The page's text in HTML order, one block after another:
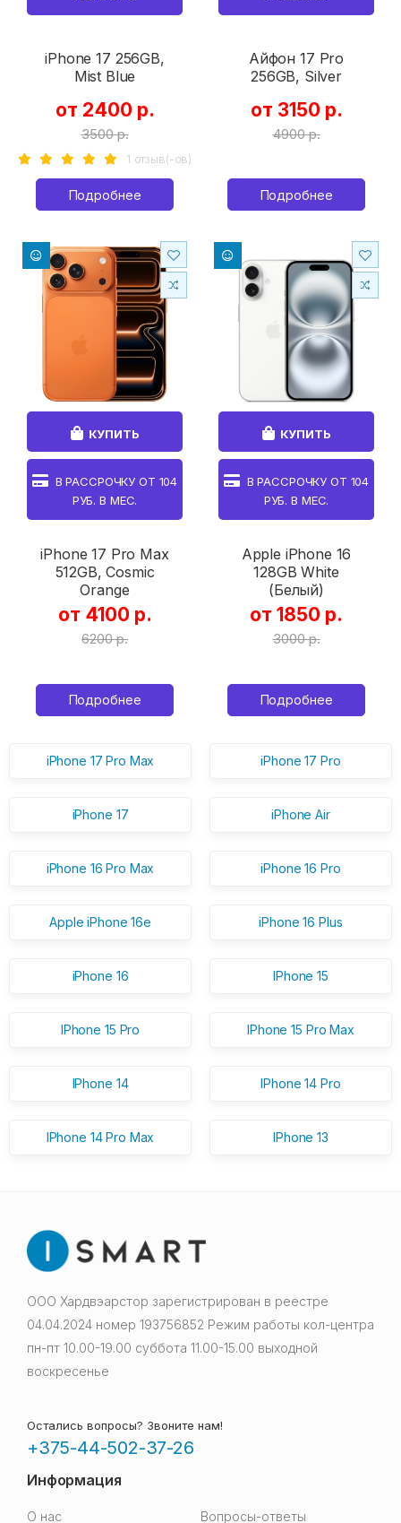
iPhone 17 256GB,
Mist Blue
от 2400 р.
3500 р.
1 отзыв(-ов)
Подробнее
Айфон 17 Pro
256GB, Silver
от 3150 р.
4900 р.
Подробнее
КУПИТЬ
В РАССРОЧКУ ОТ 104
РУБ. В МЕС.
iPhone 17 Pro Max
512GB, Cosmic
Orange
от 4100 р.
6200 р.
Подробнее
КУПИТЬ
В РАССРОЧКУ ОТ 104
РУБ. В МЕС.
Apple iPhone 16
128GB White
(Белый)
от 1850 р.
3000 р.
Подробнее
iPhone 17 Pro Max iPhone 17 Pro
iPhone 17 iPhone Air
iPhone 16 Pro Max iPhone 16 Pro
Apple iPhone 16e iPhone 16 Plus
iPhone 16 IPhone 15
IPhone 15 Pro IPhone 15 Pro Max
IPhone 14 IPhone 14 Pro
IPhone 14 Pro Max IPhone 13
ООО Хардвэарстор зарегистрирован в реестре
04.04.2024 номер 193756852 Режим работы кол-центра
пн-пт 10.00-19.00 суббота 11.00-15.00 выходной
воскресенье
Остались вопросы? Звоните нам!
+375-44-502-37-26
Информация
О нас Вопросы-ответы